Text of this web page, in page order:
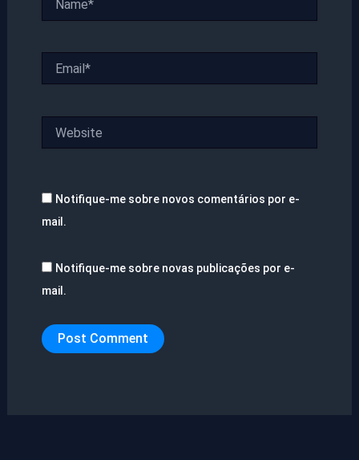
Notifique-me sobre novos comentários por e-
mail.
Notifique-me sobre novas publicações por e-
mail.